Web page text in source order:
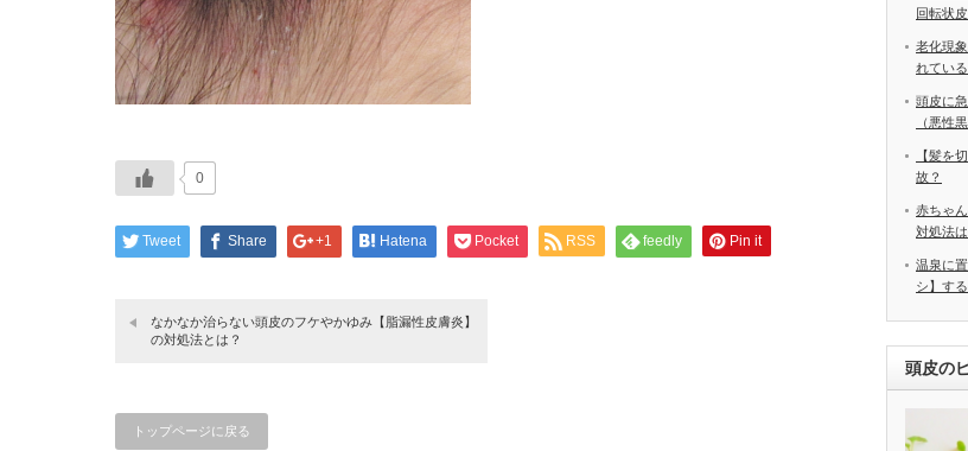
0
Tweet Share +1 Hatena Pocket RSS feedly Pin it
なかなか治らない頭皮のフケやかゆみ【脂漏性皮膚炎】
の対処法とは？
トップページに戻る
回転状
老化現
れている
頭皮に
（悪性
【髪を
故？
赤ちゃ
対処法は
温泉に
シ】す
頭皮の